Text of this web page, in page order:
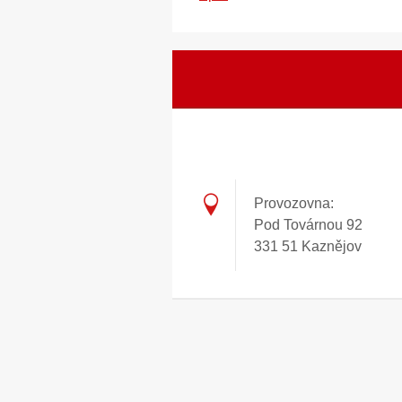
Provozovna:
Pod Továrnou 92
331 51 Kaznějov